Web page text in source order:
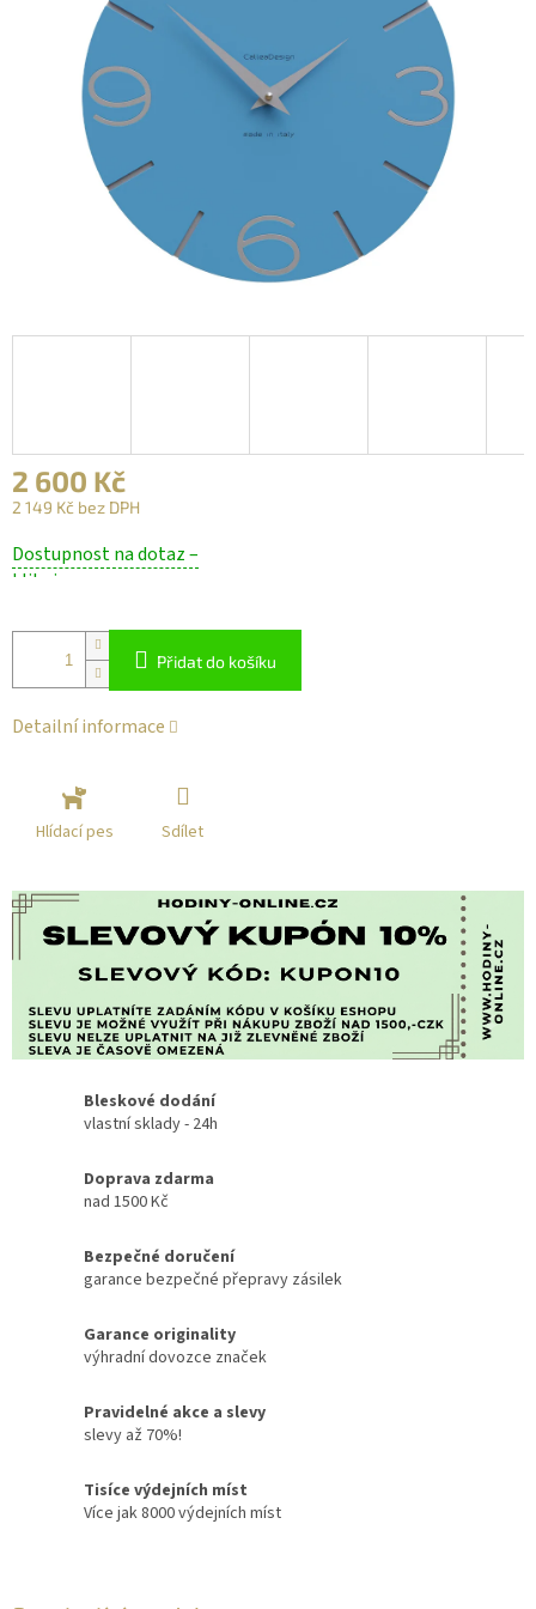
2 600 Kč
2 149 Kč bez DPH
cena:
Dostupnost na dotaz –
klikni
Přidat do košíku
Detailní informace
Hlídací pes Sdílet
Bleskové dodání
vlastní sklady - 24h
Doprava zdarma
nad 1500 Kč
Bezpečné doručení
garance bezpečné přepravy zásilek
Garance originality
výhradní dovozce značek
Pravidelné akce a slevy
slevy až 70%!
Tisíce výdejních míst
Více jak 8000 výdejních míst